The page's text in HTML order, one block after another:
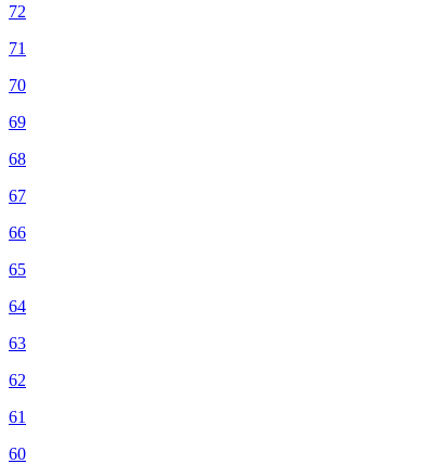
72
71
70
69
68
67
66
65
64
63
62
61
60